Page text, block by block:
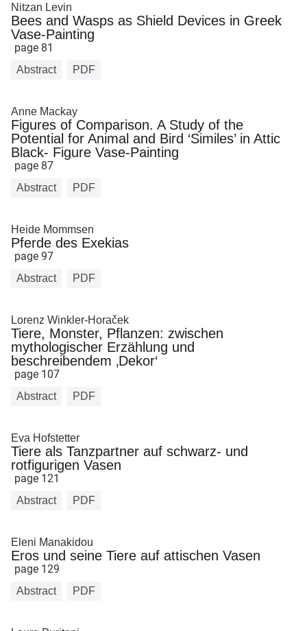
Nitzan Levin
Bees and Wasps as Shield Devices in Greek
Vase-Painting
page 81
Abstract PDF
Anne Mackay
Figures of Comparison. A Study of the
Potential for Animal and Bird ‘Similes’ in Attic
Black- Figure Vase-Painting
page 87
Abstract PDF
Heide Mommsen
Pferde des Exekias
page 97
Abstract PDF
Lorenz Winkler-Horaček
Tiere, Monster, Pflanzen: zwischen
mythologischer Erzählung und
beschreibendem ‚Dekor‘
page 107
Abstract PDF
Eva Hofstetter
Tiere als Tanzpartner auf schwarz- und
rotfigurigen Vasen
page 121
Abstract PDF
Eleni Manakidou
Eros und seine Tiere auf attischen Vasen
page 129
Abstract PDF